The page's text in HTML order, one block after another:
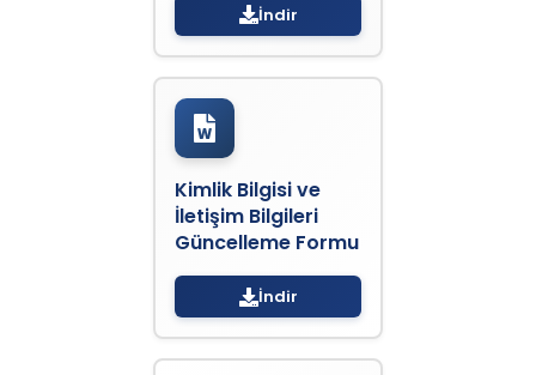
İndir
Kimlik Bilgisi ve
İletişim Bilgileri
Güncelleme Formu
İndir